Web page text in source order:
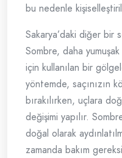
bu nedenle
Sakarya’daki diğer bir
Sombre, daha
için kullanılan bir
yöntemde, saçınızın
bırakılırken, uçlara
değişimi yapılır.
doğal olarak
zamanda bakım